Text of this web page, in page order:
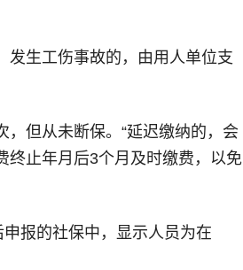
发生工伤事故的，由用人单位支
但从未断保。“延迟缴纳的，会
终止年月后3个月及时缴费，以免
报的社保中，显示人员为在